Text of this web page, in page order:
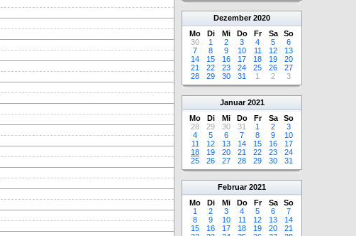
Dezember 2020
Mo
Di Mi Do Fr Sa
So
30
1 2 3 4 5
6
7
8 9 10 11 12
13
14
15 16 17 18 19
20
21
22 23 24 25 26
27
28
29 30 31 1 2 3
Januar 2021
Mo
Di Mi Do Fr Sa
So
28
29 30 31 1 2
3
4
5 6 7 8 9
10
11
12 13 14 15 16
17
18
19 20 21 22 23
24
25
26 27 28 29 30 31
Februar 2021
Mo
Di Mi Do Fr Sa
So
1
2 3 4 5 6
7
8
9 10 11 12 13
14
15
16 17 18 19 20
21